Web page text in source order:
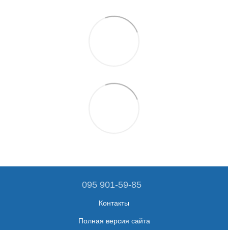
095 901-59-85
Контакты
Полная версия сайта